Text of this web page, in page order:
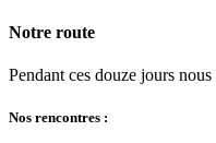
Notre route
Pendant ces douze jours
Nos rencontres :